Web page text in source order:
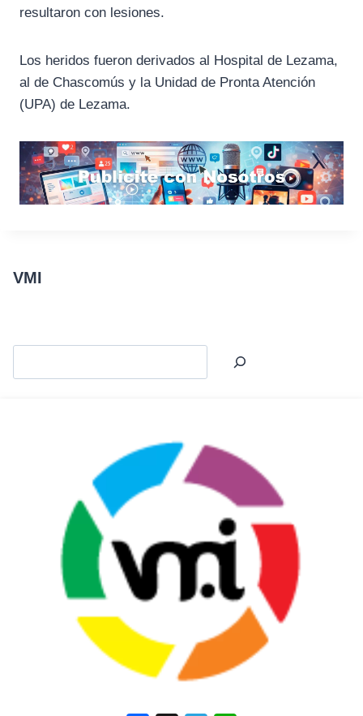
resultaron con lesiones.
Los heridos fueron derivados al Hospital de Lezama,
al de Chascomús y la Unidad de Pronta Atención
(UPA) de Lezama.
VMI